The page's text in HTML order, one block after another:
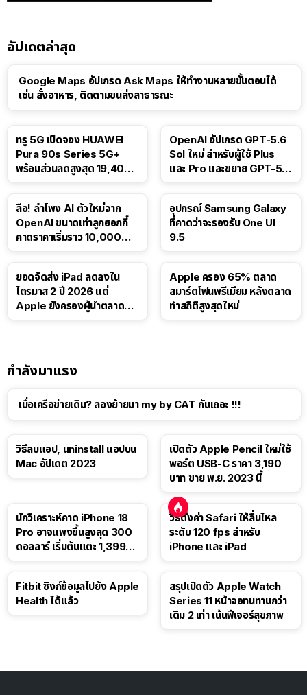
อัปเดตล่าสุด
Google Maps อัปเกรด Ask Maps ให้ทำงานหลายขั้นตอนได้
เช่น สั่งอาหาร, ติดตามขนส่งสาธารณะ
ทรู 5G เปิดจอง HUAWEI
Pura 90s Series 5G+
พร้อมส่วนลดสูงสุด 19,400
OpenAI อัปเกรด GPT-5.6
Sol ใหม่ สำหรับผู้ใช้ Plus
และ Pro และขยาย GPT-5.6
ลือ! ลำโพง AI ตัวใหม่จาก
OpenAI ขนาดเท่าลูกฮอกกี้
คาดราคาเริ่มราว 10,000
อุปกรณ์ Samsung Galaxy
ที่คาดว่าจะรองรับ One UI
9.5
ยอดจัดส่ง iPad ลดลงใน
ไตรมาส 2 ปี 2026 แต่
Apple ยังครองผู้นำตลาด
Apple ครอง 65% ตลาด
สมาร์ตโฟนพรีเมียม หลังตลาด
ทำสถิติสูงสุดใหม่
กำลังมาแรง
เบื่อเครือข่ายเดิม? ลองย้ายมา my by CAT กันเถอะ !!!
วิธีลบแอป, uninstall แอปบน
Mac อัปเดต 2023
เปิดตัว Apple Pencil ใหม่ใช้
พอร์ต USB-C ราคา 3,190
บาท ขาย พ.ย. 2023 นี้
นักวิเคราะห์คาด iPhone 18
Pro อาจแพงขึ้นสูงสุด 300
ดอลลาร์ เริ่มต้นแตะ 1,399
วิธีตั้งค่า Safari ให้ลื่นไหล
ระดับ 120 fps สำหรับ
iPhone และ iPad
Fitbit ซิงก์ข้อมูลไปยัง Apple
Health ได้แล้ว
สรุปเปิดตัว Apple Watch
Series 11 หน้าจอทนทานกว่า
เดิม 2 เท่า เน้นฟีเจอร์สุขภาพ